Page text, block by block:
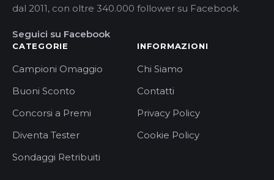
dal 2011, con oltre 340.000 follower su Facebook.
Seguici su Facebook
CATEGORIE
Campioni Omaggio
Buoni Sconto
Concorsi a Premi
Diventa Tester
Sondaggi Retribuiti
INFORMAZIONI
Chi Siamo
Contatti
Privacy Policy
Cookie Policy